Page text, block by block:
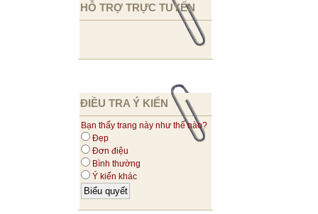
HỖ TRỢ TRỰC TUYẾN
ĐIỀU TRA Ý KIẾN
Bạn thấy trang này như thế nào?
Đẹp
Đơn điệu
Bình thường
Ý kiến khác